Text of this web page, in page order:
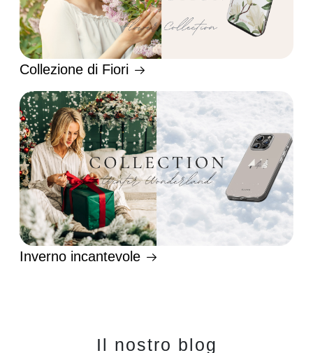
Collezione di Fiori
Inverno incantevole
Il nostro blog